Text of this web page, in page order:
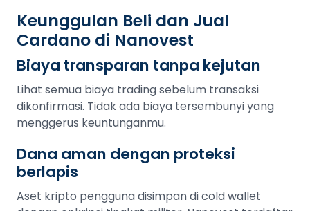
Keunggulan Beli dan Jual
Cardano di Nanovest
Biaya transparan tanpa kejutan
Lihat semua biaya trading sebelum transaksi
dikonfirmasi. Tidak ada biaya tersembunyi yang
menggerus keuntunganmu.
Dana aman dengan proteksi
berlapis
Aset kripto pengguna disimpan di cold wallet